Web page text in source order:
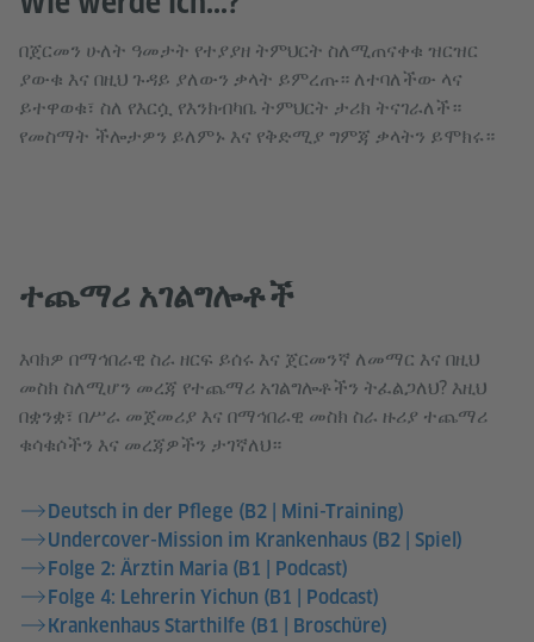
በጀርመን ሁለት ዓመታት የተያያዘ ትምህርት ስለሚጠናቀቁ ዝርዝር
ያውቁ እና በዚህ ጉዳይ ያለውን ቃላት ይምረጡ። ለተባለችው ላና
ይተዋወቁ፣ ስለ የእርሷ የእንክብካቤ ትምህርት ታሪክ ትናገራለች።
የመስማት ችሎታዎን ይለምኑ እና የቅድሚያ ግምጃ ቃላትን ይሞክሩ።
ተጨማሪ አገልግሎቶች
እባክዎ በማኅበራዊ ስራ ዘርፍ ይሰሩ እና ጀርመንኛ ለመማር እና በዚህ
መስክ ስለሚሆን መረጃ የተጨማሪ አገልግሎቶችን ትፈልጋለህ? እዚህ
በቋንቋ፣ በሥራ መጀመሪያ እና በማኅበራዊ መስክ ስራ ዙሪያ ተጨማሪ
ቁሳቁሶችን እና መረጃዎችን ታገኛለህ።
Deutsch in der Pflege (B2 | Mini-Training)
Undercover-Mission im Krankenhaus (B2 | Spiel)
Folge 2: Ärztin Maria (B1 | Podcast)
Folge 4: Lehrerin Yichun (B1 | Podcast)
Krankenhaus Starthilfe (B1 | Broschüre)